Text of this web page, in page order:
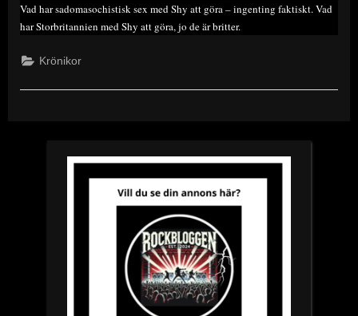
Vad har sadomasochistisk sex med Shy att göra – ingenting faktiskt. Vad
har Storbritannien med Shy att göra, jo de är britter.
Krönikor